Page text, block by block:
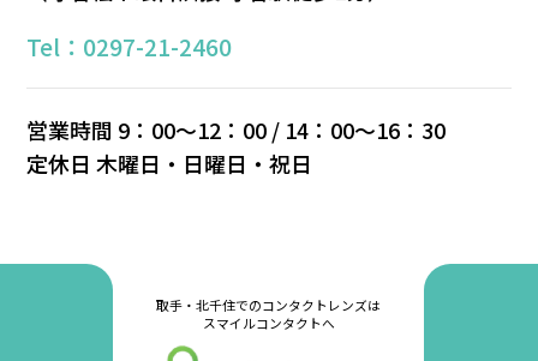
Tel：0297-21-2460
営業時間 9：00～12：00 / 14：00～16：30
定休⽇ 木曜日・⽇曜⽇・祝⽇
取手・北千住でのコンタクトレンズは
スマイルコンタクトへ